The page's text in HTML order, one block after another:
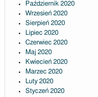
Październik 2020
Wrzesień 2020
Sierpień 2020
Lipiec 2020
Czerwiec 2020
Maj 2020
Kwiecień 2020
Marzec 2020
Luty 2020
Styczeń 2020